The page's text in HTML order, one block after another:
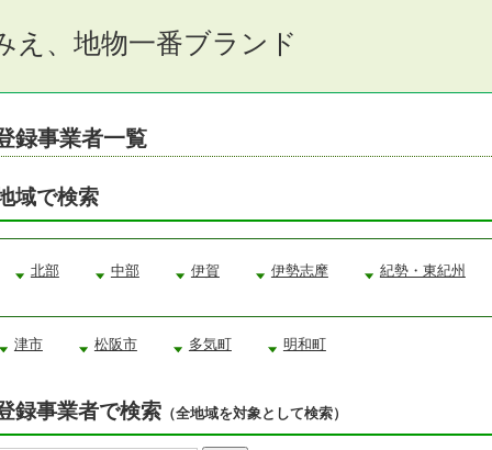
え、地物一番ブランド
録事業者一覧
域で検索
北部 中部 伊賀 伊勢志摩 紀勢・東紀州
津市 松阪市 多気町 明和町
録事業者で検索 （全地域を対象として検索）